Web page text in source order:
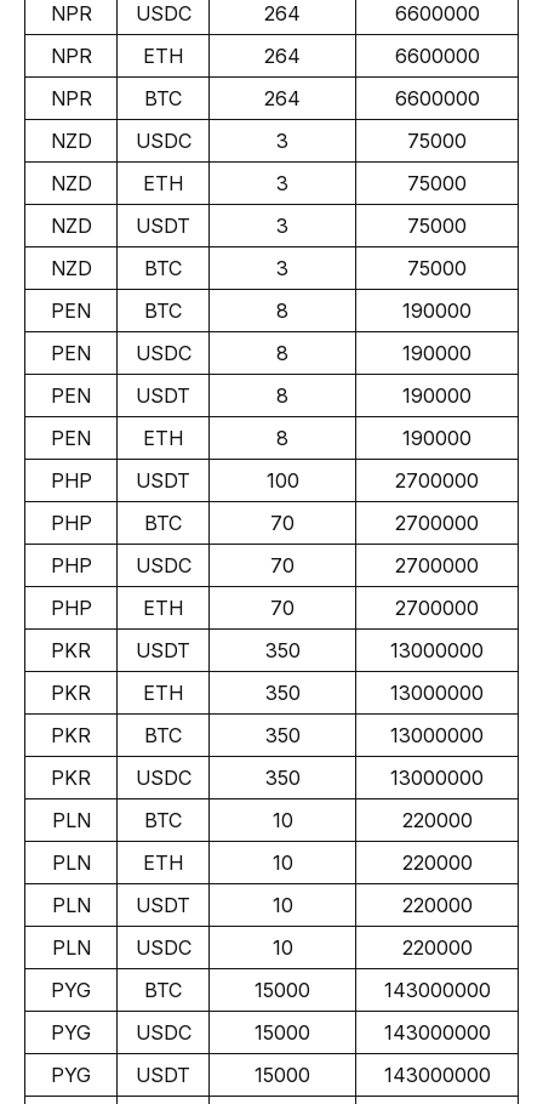
NPR
USDC 264
6600000
NPR
ETH 264
6600000
NPR
BTC 264
6600000
NZD
USDC 3
75000
NZD
ETH 3
75000
NZD
USDT 3
75000
NZD
BTC 3
75000
PEN
BTC 8
190000
PEN
USDC 8
190000
PEN
USDT 8
190000
PEN
ETH 8
190000
PHP
USDT 100
2700000
PHP
BTC 70
2700000
PHP
USDC 70
2700000
PHP
ETH 70
2700000
PKR
USDT 350
13000000
PKR
ETH 350
13000000
PKR
BTC 350
13000000
PKR
USDC 350
13000000
PLN
BTC 10
220000
PLN
ETH 10
220000
PLN
USDT 10
220000
PLN
USDC 10
220000
PYG
BTC 15000
143000000
PYG
USDC 15000
143000000
PYG
USDT 15000
143000000